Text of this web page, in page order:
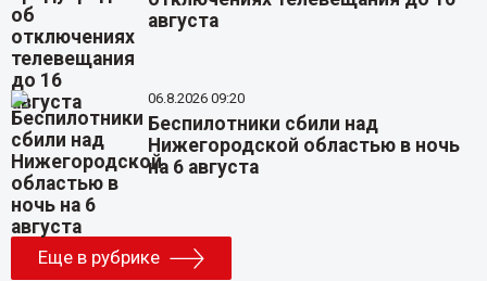
августа
06.8.2026 09:20
Беспилотники сбили над
Нижегородской областью в ночь
на 6 августа
Еще в рубрике